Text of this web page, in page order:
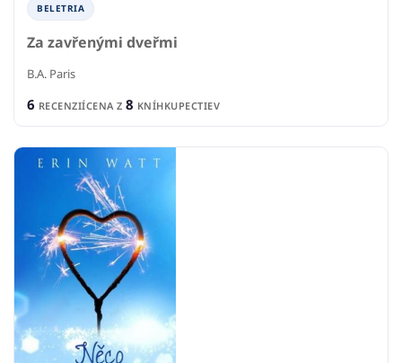
BELETRIA
Za zavřenými dveřmi
B.A. Paris
6 RECENZIÍCENA Z 8 KNÍHKUPECTIEV